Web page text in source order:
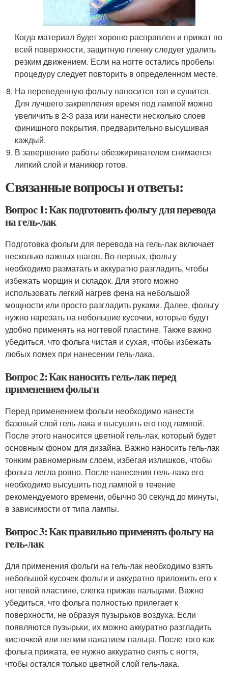
Когда материал будет хорошо расправлен и прижат по
всей поверхности, защитную пленку следует удалить
резким движением. Если на ногте остались пробелы
процедуру следует повторить в определенном месте.
На переведенную фольгу наносится топ и сушится.
Для лучшего закрепления время под лампой можно
увеличить в 2-3 раза или нанести несколько слоев
финишного покрытия, предварительно высушивая
каждый.
В завершение работы обезжиривателем снимается
липкий слой и маникюр готов.
Связанные вопросы и ответы:
Вопрос 1: Как подготовить фольгу для перевода
на гель-лак
Подготовка фольги для перевода на гель-лак включает
несколько важных шагов. Во-первых, фольгу
необходимо разматать и аккуратно разгладить, чтобы
избежать морщин и складок. Для этого можно
использовать легкий нагрев фена на небольшой
мощности или просто разгладить руками. Далее, фольгу
нужно нарезать на небольшие кусочки, которые будут
удобно применять на ногтевой пластине. Также важно
убедиться, что фольга чистая и сухая, чтобы избежать
любых помех при нанесении гель-лака.
Вопрос 2: Как наносить гель-лак перед
применением фольги
Перед применением фольги необходимо нанести
базовый слой гель-лака и высушить его под лампой.
После этого наносится цветной гель-лак, который будет
основным фоном для дизайна. Важно наносить гель-лак
тонким равномерным слоем, избегая излишков, чтобы
фольга легла ровно. После нанесения гель-лака его
необходимо высушить под лампой в течение
рекомендуемого времени, обычно 30 секунд до минуты,
в зависимости от типа лампы.
Вопрос 3: Как правильно применять фольгу на
гель-лак
Для применения фольги на гель-лак необходимо взять
небольшой кусочек фольги и аккуратно приложить его к
ногтевой пластине, слегка прижав пальцами. Важно
убедиться, что фольга полностью прилегает к
поверхности, не образуя пузырьков воздуха. Если
появляются пузырьки, их можно аккуратно разгладить
кисточкой или легким нажатием пальца. После того как
фольга прижата, ее нужно аккуратно снять с ногтя,
чтобы остался только цветной слой гель-лака.